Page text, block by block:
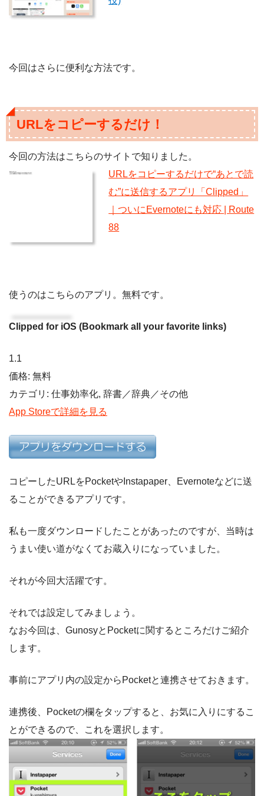
今回はさらに便利な方法です。
URLをコピーするだけ！
今回の方法はこちらのサイトで知りました。
URLをコピーするだけで“あとで読
む”に送信するアプリ「Clipped」
｜ついにEvernoteにも対応 | Route
88
使うのはこちらのアプリ。無料です。
Clipped for iOS (Bookmark all your favorite links)
1.1
価格: 無料
カテゴリ: 仕事効率化, 辞書／辞典／その他
App Storeで詳細を見る
コピーしたURLをPocketやInstapaper、Evernoteなどに送
ることができるアプリです。
私も一度ダウンロードしたことがあったのですが、当時は
うまい使い道がなくてお蔵入りになっていました。
それが今回大活躍です。
それでは設定してみましょう。
なお今回は、GunosyとPocketに関するところだけご紹介
します。
事前にアプリ内の設定からPocketと連携させておきます。
連携後、Pocketの欄をタップすると、お気に入りにするこ
とができるので、これを選択します。